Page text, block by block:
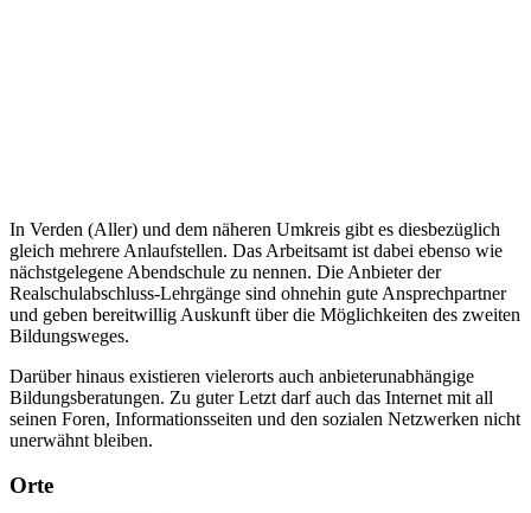
In Verden (Aller) und dem näheren Umkreis gibt es diesbezüglich
gleich mehrere Anlaufstellen. Das Arbeitsamt ist dabei ebenso wie
nächstgelegene Abendschule zu nennen. Die Anbieter der
Realschulabschluss-Lehrgänge sind ohnehin gute Ansprechpartner
und geben bereitwillig Auskunft über die Möglichkeiten des zweiten
Bildungsweges.
Darüber hinaus existieren vielerorts auch anbieterunabhängige
Bildungsberatungen. Zu guter Letzt darf auch das Internet mit all
seinen Foren, Informationsseiten und den sozialen Netzwerken nicht
unerwähnt bleiben.
Orte